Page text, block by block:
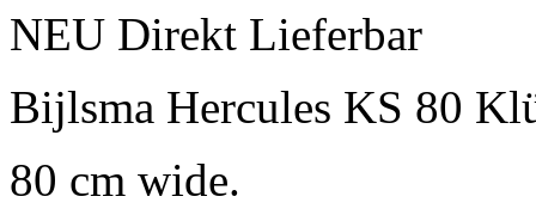
NEU Direkt Lieferbar
Bijlsma Hercules KS 80
80 cm wide.